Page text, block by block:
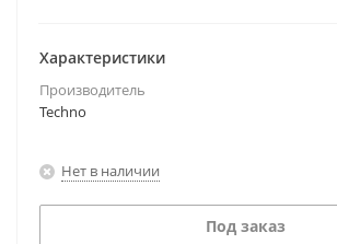
Характеристики
Производитель
Techno
Нет в наличии
Под заказ